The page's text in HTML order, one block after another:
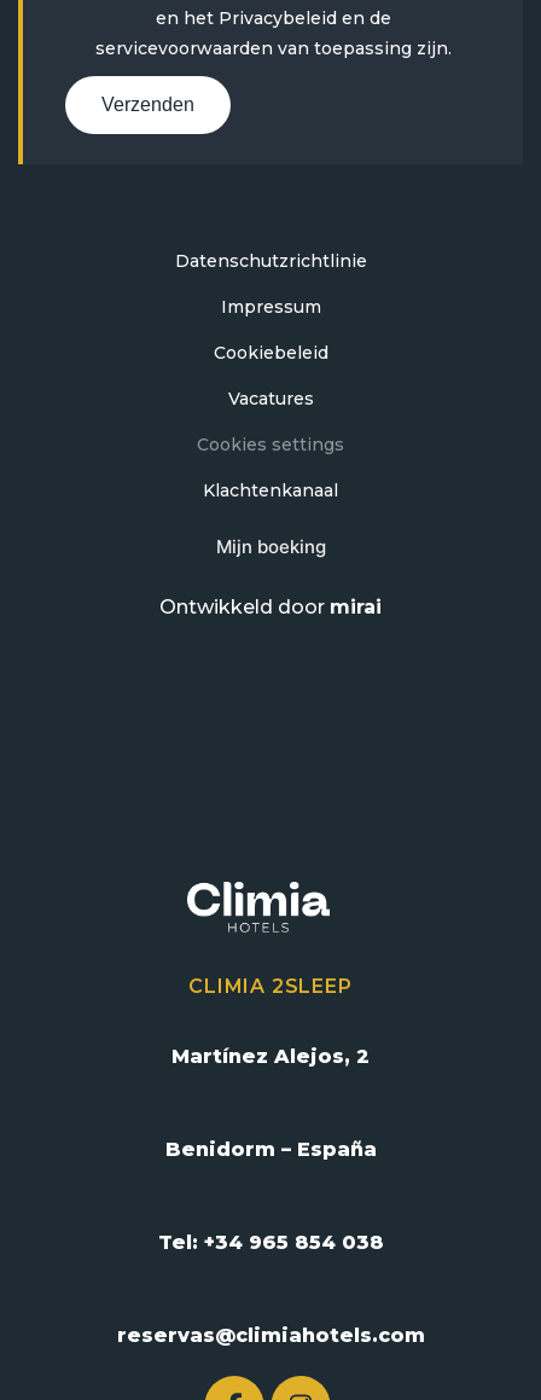
en het Privacybeleiden de
servicevoorwaarden van toepassing zijn.
Verzenden
Datenschutzrichtlinie
Impressum
Cookiebeleid
Vacatures
Cookies settings
Klachtenkanaal
Mijn boeking
Ontwikkeld door mirai
CLIMIA 2SLEEP
Martínez Alejos, 2
Benidorm – España
Tel: +34 965 854 038
reservas@climiahotels.com